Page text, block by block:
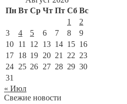
Пн Вт Ср Чт Пт Сб Вс
1
2
3
4 5 6 7 8
9
10 11 12 13 14 15 16
17 18 19 20 21 22 23
24 25 26 27 28 29 30
31
« Июл
Свежие новости